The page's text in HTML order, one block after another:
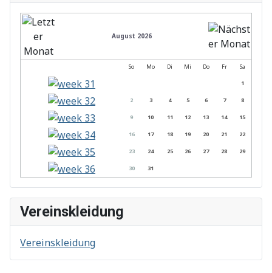
August 2026
So Mo Di Mi Do Fr Sa
1
2 3 4 5 6 7 8
9 10 11 12 13 14 15
16 17 18 19 20 21 22
23 24 25 26 27 28 29
30 31
Vereinskleidung
Vereinskleidung